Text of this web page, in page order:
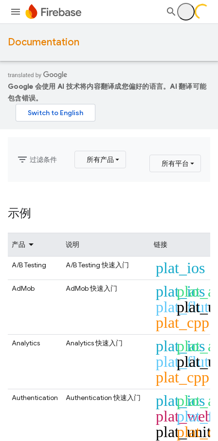
Documentation
Google 会使用 AI 技术将内容翻译成您偏好的语言。AI 翻译可能
包含错误。
filter_list 过滤条件 所有产品 所有平台
示例
产品 说明 链接
A/B Testing A/B Testing快速入门 plat_ios
AdMob AdMob快速入门 plat_ios
plat_cpp
Analytics Analytics快速入门 plat_ios
plat_cpp
Authentication Authentication快速入门 plat_ios
plat_web